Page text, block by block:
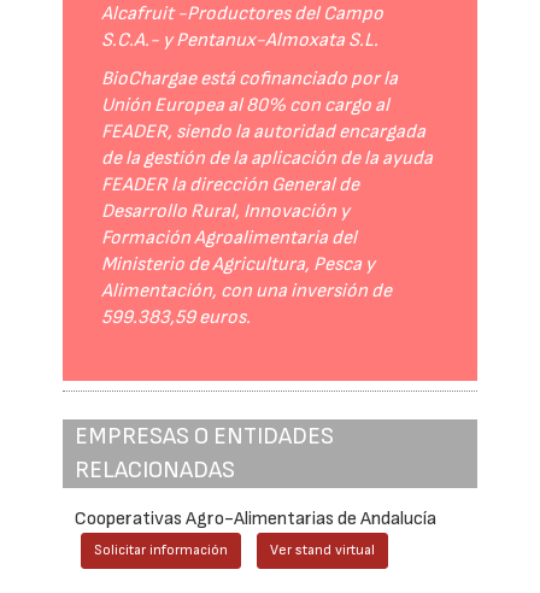
Alcafruit -Productores del Campo
S.C.A.- y Pentanux-Almoxata S.L.
BioChargae está cofinanciado por la
Unión Europea al 80% con cargo al
FEADER, siendo la autoridad encargada
de la gestión de la aplicación de la ayuda
FEADER la dirección General de
Desarrollo Rural, Innovación y
Formación Agroalimentaria del
Ministerio de Agricultura, Pesca y
Alimentación, con una inversión de
599.383,59 euros.
EMPRESAS O ENTIDADES
RELACIONADAS
Cooperativas Agro-Alimentarias de Andalucía
Solicitar información Ver stand virtual